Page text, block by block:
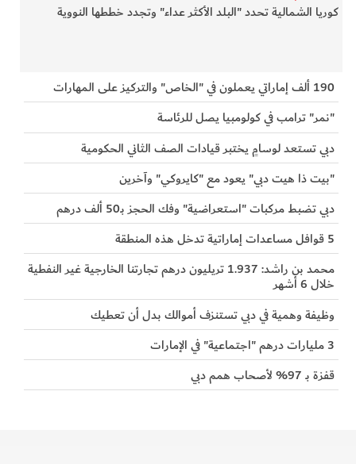
كوريا الشمالية تحدد "البلد الأكثر عداء" وتجدد خططها النووية
190 ألف إماراتي يعملون في "الخاص" والتركيز على المهارات
"نمر" ترامب في كولومبيا يصل للرئاسة
دبي تستعد لوسامٍ يختبر قيادات الصف الثاني الحكومية
"بيت ذا هيت دبي" يعود مع "كايروكي" وآخرين
دبي تضبط مركبات "استعراضية" وفك الحجز بـ50 ألف درهم
5 قوافل مساعدات إماراتية تدخل هذه المنطقة
محمد بن راشد: 1.937 تريليون درهم تجارتنا الخارجية غير النفطية
خلال 6 أشهر
وظيفة وهمية في دبي تستنزف أموالك بدل أن تعطيك
3 مليارات درهم "اجتماعية" في الإمارات
قفزة بـ 97% لأصحاب همم دبي